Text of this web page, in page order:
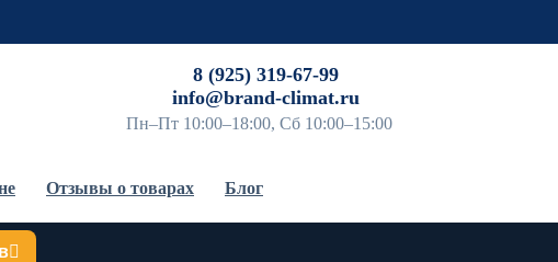
8 (925) 319-67-99
info@brand-climat.ru
Пн–Пт 10:00–18:00, Сб 10:00–15:00
Отзывы о товарах Блог